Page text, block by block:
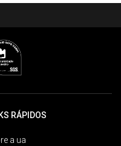
RÁPIDOS
a ua